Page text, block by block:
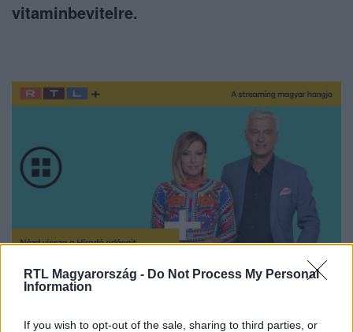
RTL Magyarország - Do Not Process My Personal
Information
If you wish to opt-out of the sale, sharing to third parties, or
vitaminbevitelre.
Nézd vissza a Híradó adásait az RTL+ felületén!